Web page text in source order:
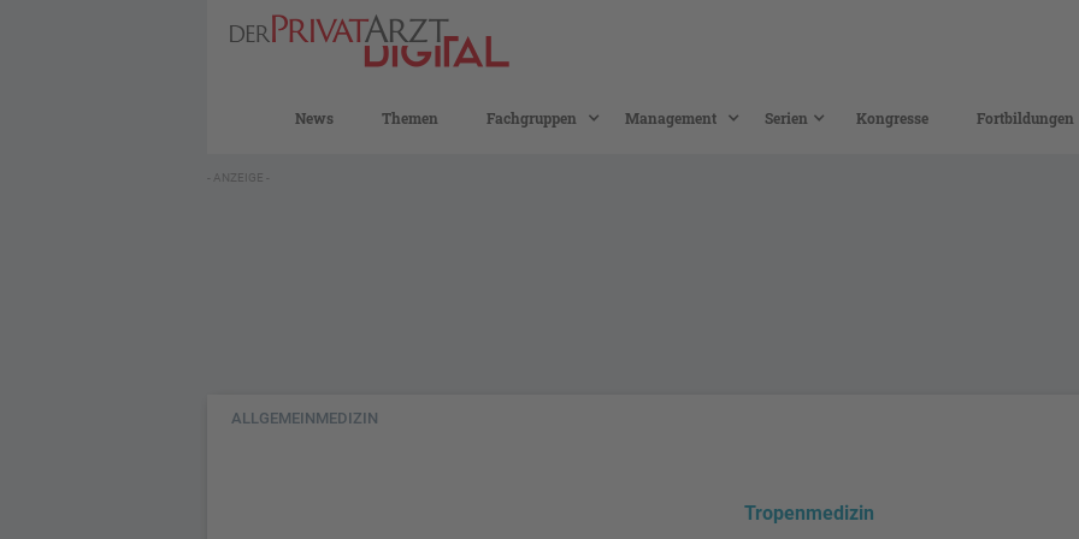
News Themen Fachgruppen Management Serien Kongresse Fortbildungen
- ANZEIGE -
ALLGEMEINMEDIZIN
Tropenmedizin